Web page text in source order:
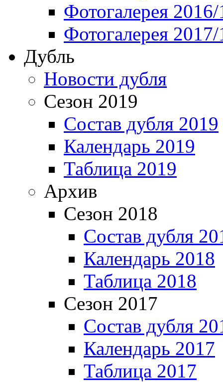
Фотогалерея
Фотогалерея
Дубль
Новости дубля
Сезон 2019
Состав дубля 2019
Календарь 2019
Таблица 2019
Архив
Сезон 2018
Состав дубля
Календарь 2018
Таблица 2018
Сезон 2017
Состав дубля
Календарь 2017
Таблица 2017